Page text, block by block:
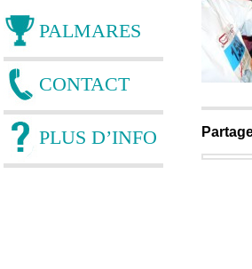
PALMARES
CONTACT
PLUS D’INFO